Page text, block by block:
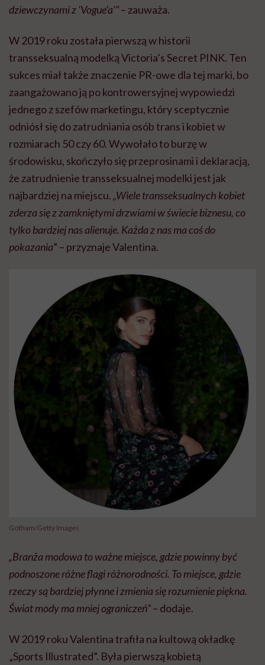
dziewczynami z 'Vogue’a’”– zauważa.
W 2019 roku została pierwszą w historii
transseksualną modelką Victoria’s Secret PINK. Ten
sukces miał także znaczenie PR-owe dla tej marki, bo
zaangażowano ją po kontrowersyjnej wypowiedzi
jednego z szefów marketingu, który sceptycznie
odniósł się do zatrudniania osób trans i kobiet w
rozmiarach 50 czy 60. Wywołało to burzę w
środowisku, skończyło się przeprosinami i deklaracją,
że zatrudnienie transseksualnej modelki jest jak
najbardziej na miejscu.„Wiele transseksualnych kobiet
zderza się z zamkniętymi drzwiami w świecie biznesu, co
tylko bardziej nas alienuje. Każda z nas ma coś do
pokazania” – przyznaje Valentina.
Gotham/Getty Images
„Branża modowa to ważne miejsce, gdzie powinny być
podnoszone różne flagi różnorodności. To miejsce, gdzie
rzeczy są bardziej płynne i zmienia się rozumienie piękna.
Świat mody ma mniej ograniczeń”– dodaje.
W 2019 roku Valentina trafiła na kultową okładkę
„Sports Illustrated”. Była pierwszą kobietą